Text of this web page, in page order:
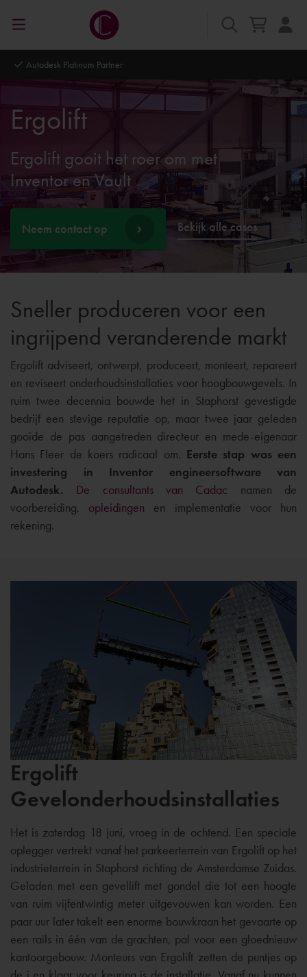
Autodesk Platinum Partner
Ergolift
Ergolift gooit het roer om met
Inventor en Vault
Neem contact op Bekijk alle cases
Sneller produceren voor een
ingrijpend veranderende markt
Ergolift adviseert, ontwerpt, produceert, monteert, repareert
en reviseert onderhoudsinstallaties voor hoogbouwgevels. In
ruim twee decennia bouwde het in Staphorst gevestigde
bedrijf een stevige reputatie op, maar twee jaar geleden
gooide de pas aangetreden directeur en mede-eigenaar
Hans Fleer de koers radicaal om. Eerste stap was een
investering in Inventor engineersoftware van
Autodesk.
De consultants van Cadac namen de
voorbereiding, opleidingen en implementatie voor hun
rekening.
Ergolift
Gevelonderhoudsinstallaties
Het is zaterdag 18 juni, vroeg in de ochtend. Een speciale
oplegger vertrekt vanaf het parkeerterrein van Ergolift op het
industrieterrein in Staphorst richting de Amsterdamse Zuidas.
Geladen met een gevellift met gondel die tot een hoogte
van ruim vijfentwintig meter uitgevouwen kan worden. Een
paar uur later takelt een enorme bouwkraan het gevaarte op
een rails in één van de grachten, pal voor een gloednieuw
kantoorgebouw. Monteurs van Ergolift zetten de puntjes op